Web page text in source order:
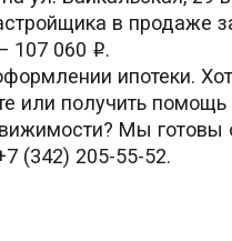
в продаже
107 060 i.
ипотеки.
или получить помощь
Мы готовы
(342) 205-55-52.